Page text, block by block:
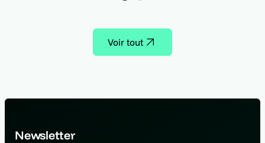
Voir tout
Newsletter